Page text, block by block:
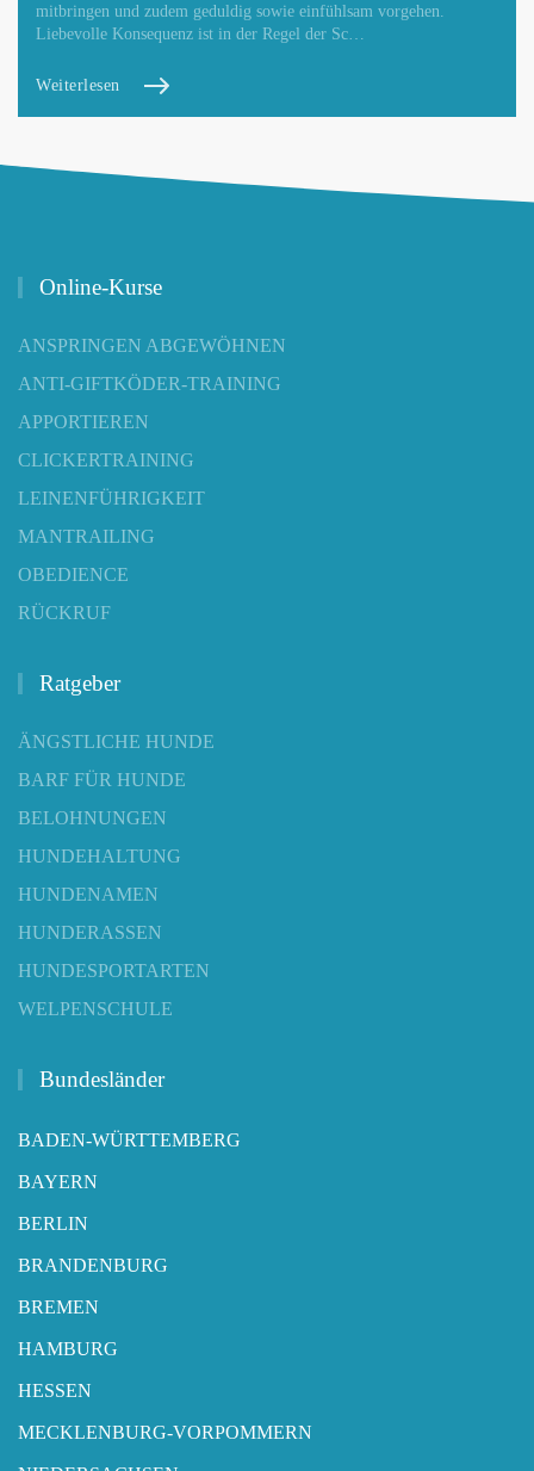
mitbringen und zudem geduldig sowie einfühlsam vorgehen.
Liebevolle Konsequenz ist in der Regel der Sc…
Weiterlesen
Online-Kurse
ANSPRINGEN ABGEWÖHNEN
ANTI-GIFTKÖDER-TRAINING
APPORTIEREN
CLICKERTRAINING
LEINENFÜHRIGKEIT
MANTRAILING
OBEDIENCE
RÜCKRUF
Ratgeber
ÄNGSTLICHE HUNDE
BARF FÜR HUNDE
BELOHNUNGEN
HUNDEHALTUNG
HUNDENAMEN
HUNDERASSEN
HUNDESPORTARTEN
WELPENSCHULE
Bundesländer
BADEN-WÜRTTEMBERG
BAYERN
BERLIN
BRANDENBURG
BREMEN
HAMBURG
HESSEN
MECKLENBURG-VORPOMMERN